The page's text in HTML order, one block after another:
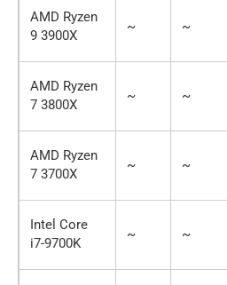
AMD Ryzen
9 3900X
~ ~
AMD Ryzen
7 3800X
~ ~
AMD Ryzen
7 3700X
~ ~
Intel Core
i7-9700K
~ ~